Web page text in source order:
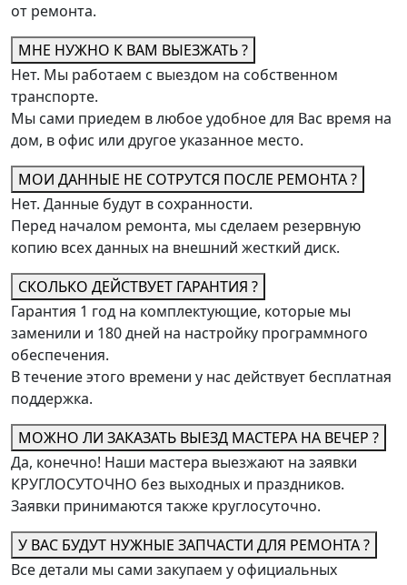
от ремонта.
МНЕ НУЖНО К ВАМ ВЫЕЗЖАТЬ ?
Нет. Мы работаем с выездом на собственном
транспорте.
Мы сами приедем в любое удобное для Вас время на
дом, в офис или другое указанное место.
МОИ ДАННЫЕ НЕ СОТРУТСЯ ПОСЛЕ РЕМОНТА ?
Нет. Данные будут в сохранности.
Перед началом ремонта, мы сделаем резервную
копию всех данных на внешний жесткий диск.
СКОЛЬКО ДЕЙСТВУЕТ ГАРАНТИЯ ?
Гарантия 1 год на комплектующие, которые мы
заменили и 180 дней на настройку программного
обеспечения.
В течение этого времени у нас действует бесплатная
поддержка.
МОЖНО ЛИ ЗАКАЗАТЬ ВЫЕЗД МАСТЕРА НА ВЕЧЕР ?
Да, конечно! Наши мастера выезжают на заявки
КРУГЛОСУТОЧНО без выходных и праздников.
Заявки принимаются также круглосуточно.
У ВАС БУДУТ НУЖНЫЕ ЗАПЧАСТИ ДЛЯ РЕМОНТА ?
Все детали мы сами закупаем у официальных